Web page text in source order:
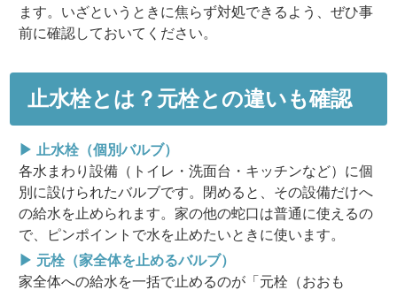
ます。いざというときに焦らず対処できるよう、ぜひ事
前に確認しておいてください。
止水栓とは？元栓との違いも確認
▶ 止水栓（個別バルブ）
各水まわり設備（トイレ・洗面台・キッチンなど）に個
別に設けられたバルブです。閉めると、その設備だけへ
の給水を止められます。家の他の蛇口は普通に使えるの
で、ピンポイントで水を止めたいときに使います。
▶ 元栓（家全体を止めるバルブ）
家全体への給水を一括で止めるのが「元栓（おおも